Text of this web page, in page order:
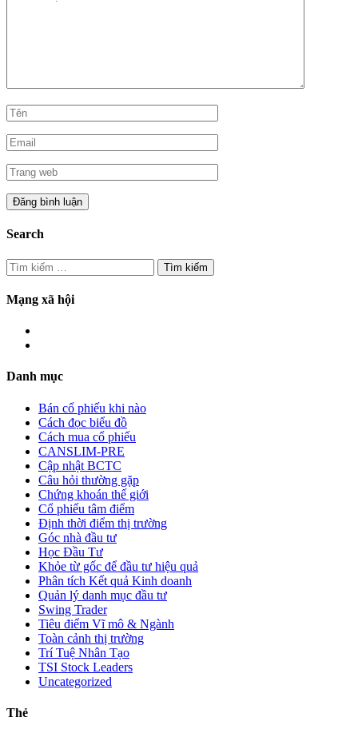
Search
Tìm
kiếm
cho:
Mạng xã hội
Danh mục
Bán cổ phiếu khi nào
Cách đọc biểu đồ
Cách mua cổ phiếu
CANSLIM-PRE
Cập nhật BCTC
Câu hỏi thường gặp
Chứng khoán thế giới
Cổ phiếu tâm điểm
Định thời điểm thị trường
Góc nhà đầu tư
Học Đầu Tư
Khỏe từ gốc để đầu tư hiệu quả
Phân tích Kết quả Kinh doanh
Quản lý danh mục đầu tư
Swing Trader
Tiêu điểm Vĩ mô & Ngành
Toàn cảnh thị trường
Trí Tuệ Nhân Tạo
TSI Stock Leaders
Uncategorized
Thẻ